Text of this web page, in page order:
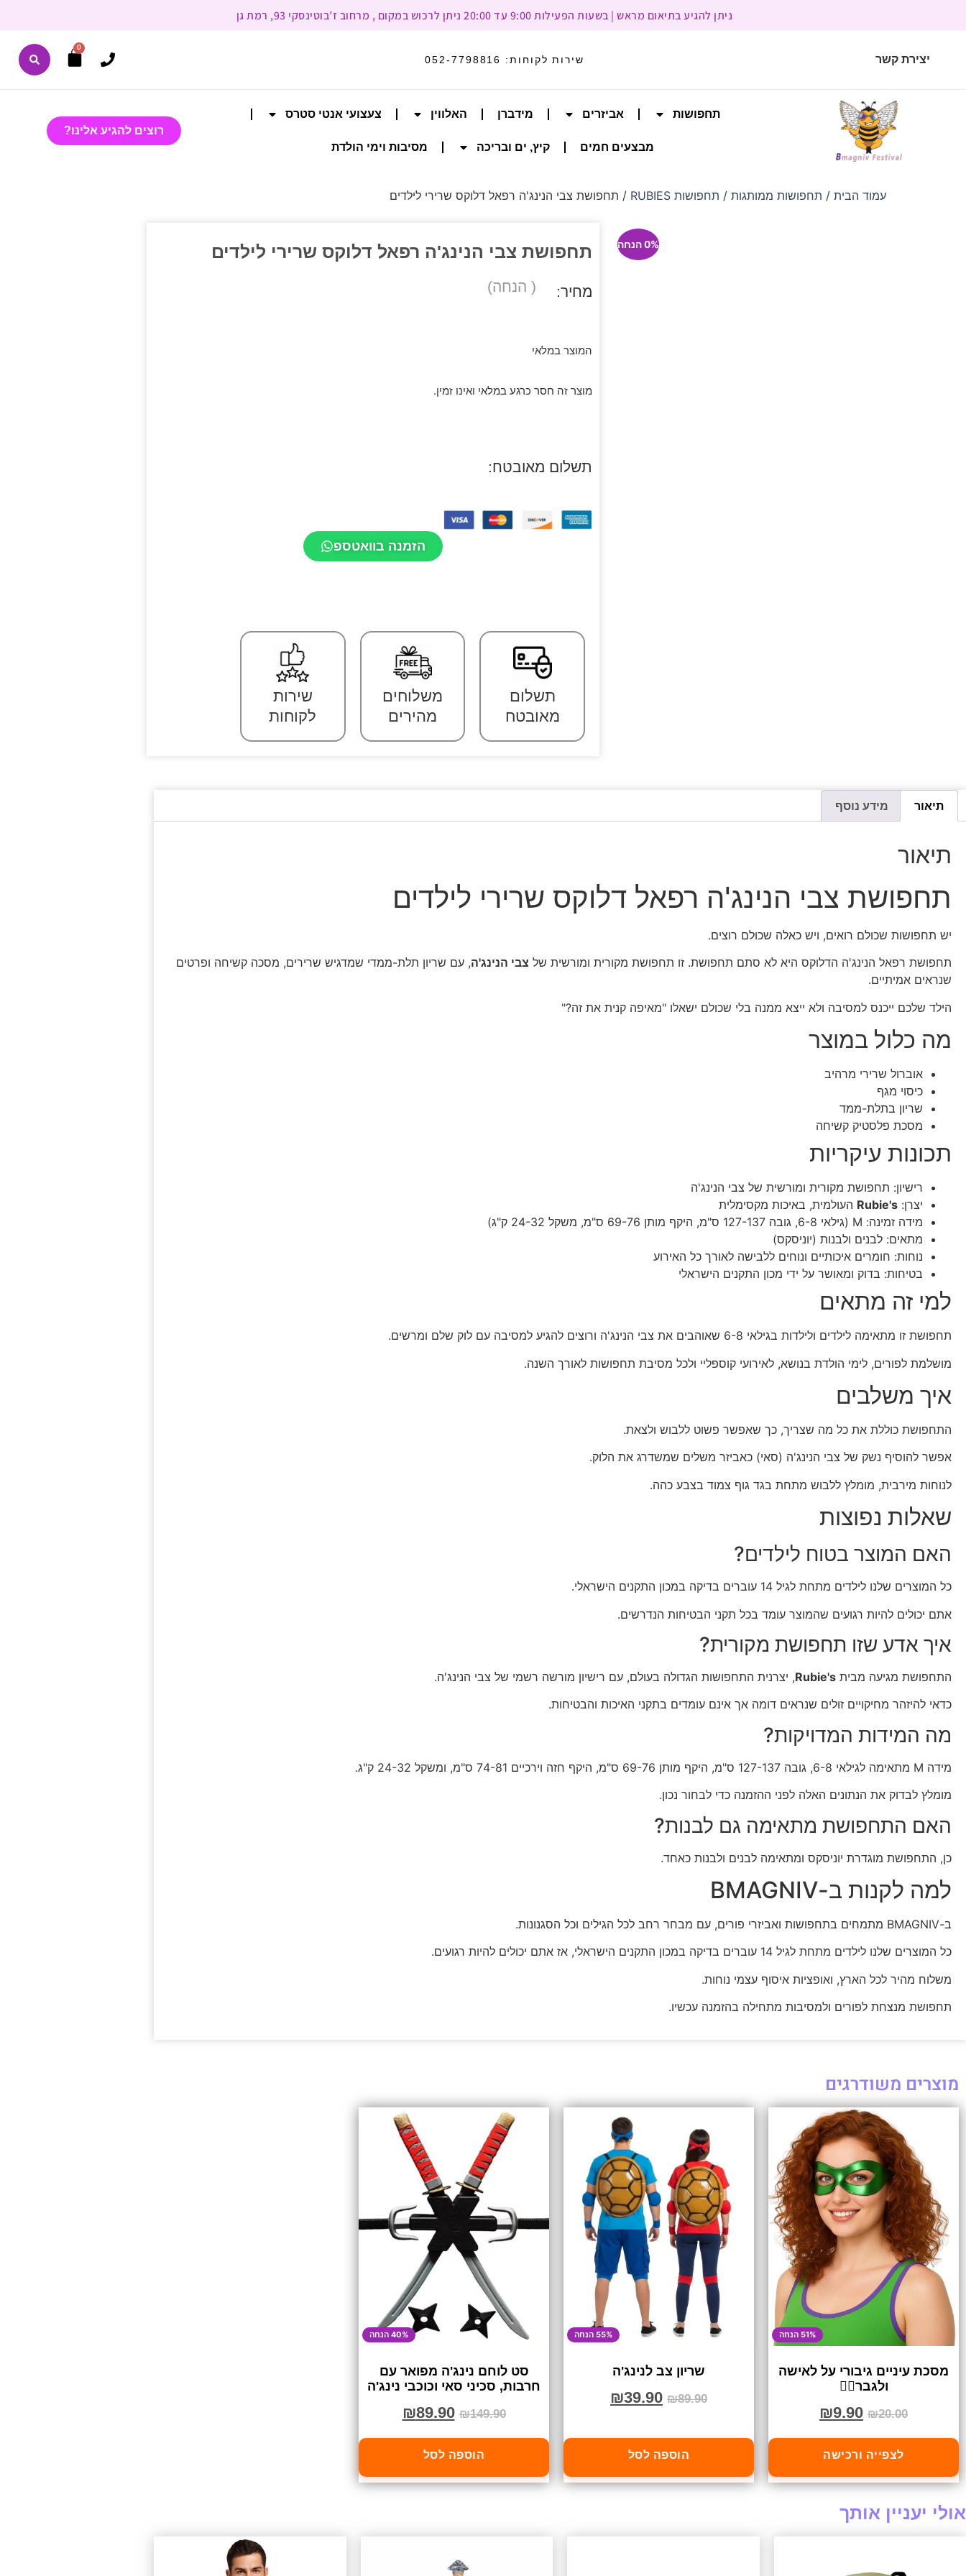
ניתן להגיע בתיאום מראש | בשעות הפעילות 9:00 עד 20:00 ניתן לרכוש במקום , מרחוב ז’בוטינסקי 93, רמת גן
יצירת קשר שירות לקוחות: 052-7798816
0
תחפושות אביזרים מידברן האלווין צעצועי אנטי סטרס
מבצעים חמים קיץ, ים ובריכה מסיבות וימי הולדת
רוצים להגיע אלינו?
עמוד הבית/ תחפושות ממותגות/ תחפושות RUBIES / תחפושת צבי הנינג'ה רפאל דלוקס שרירי לילדים
0% הנחה תחפושת צבי הנינג'ה רפאל דלוקס שרירי לילדים
מחיר: ( הנחה)
המוצר במלאי
מוצר זה חסר כרגע במלאי ואינו זמין.
תשלום מאובטח:
הזמנה בוואטספ
תשלום
מאובטח
משלוחים
מהירים
שירות
לקוחות
תיאור מידע נוסף
תיאור
תחפושת צבי הנינג'ה רפאל דלוקס שרירי לילדים
יש תחפושות שכולם רואים, ויש כאלה שכולם רוצים.
תחפושת רפאל הנינג'ה הדלוקס היא לא סתם תחפושת. זו תחפושת מקורית ומורשית של צבי הנינג'ה, עם שריון תלת-ממדי שמדגיש שרירים, מסכה קשיחה ופרטים
שנראים אמיתיים.
הילד שלכם ייכנס למסיבה ולא ייצא ממנה בלי שכולם ישאלו "מאיפה קנית את זה?"
מה כלול במוצר
אוברול שרירי מרהיב
כיסוי מגף
שריון בתלת-ממד
מסכת פלסטיק קשיחה
תכונות עיקריות
רישיון: תחפושת מקורית ומורשית של צבי הנינג'ה
יצרן: Rubie's העולמית, באיכות מקסימלית
מידה זמינה: M (גילאי 6-8, גובה 127-137 ס"מ, היקף מותן 69-76 ס"מ, משקל 24-32 ק"ג)
מתאים: לבנים ולבנות (יוניסקס)
נוחות: חומרים איכותיים ונוחים ללבישה לאורך כל האירוע
בטיחות: בדוק ומאושר על ידי מכון התקנים הישראלי
למי זה מתאים
תחפושת זו מתאימה לילדים ולילדות בגילאי 6-8 שאוהבים את צבי הנינג'ה ורוצים להגיע למסיבה עם לוק שלם ומרשים.
מושלמת לפורים, לימי הולדת בנושא, לאירועי קוספליי ולכל מסיבת תחפושות לאורך השנה.
איך משלבים
התחפושת כוללת את כל מה שצריך, כך שאפשר פשוט ללבוש ולצאת.
אפשר להוסיף נשק של צבי הנינג'ה (סאי) כאביזר משלים שמשדרג את הלוק.
לנוחות מירבית, מומלץ ללבוש מתחת בגד גוף צמוד בצבע כהה.
שאלות נפוצות
האם המוצר בטוח לילדים?
כל המוצרים שלנו לילדים מתחת לגיל 14 עוברים בדיקה במכון התקנים הישראלי.
אתם יכולים להיות רגועים שהמוצר עומד בכל תקני הבטיחות הנדרשים.
איך אדע שזו תחפושת מקורית?
התחפושת מגיעה מבית Rubie's, יצרנית התחפושות הגדולה בעולם, עם רישיון מורשה רשמי של צבי הנינג'ה.
כדאי להיזהר מחיקויים זולים שנראים דומה אך אינם עומדים בתקני האיכות והבטיחות.
מה המידות המדויקות?
מידה M מתאימה לגילאי 6-8, גובה 127-137 ס"מ, היקף מותן 69-76 ס"מ, היקף חזה וירכיים 74-81 ס"מ, ומשקל 24-32 ק"ג.
מומלץ לבדוק את הנתונים האלה לפני ההזמנה כדי לבחור נכון.
האם התחפושת מתאימה גם לבנות?
כן, התחפושת מוגדרת יוניסקס ומתאימה לבנים ולבנות כאחד.
למה לקנות ב-BMAGNIV
ב-BMAGNIV מתמחים בתחפושות ואביזרי פורים, עם מבחר רחב לכל הגילים וכל הסגנונות.
כל המוצרים שלנו לילדים מתחת לגיל 14 עוברים בדיקה במכון התקנים הישראלי, אז אתם יכולים להיות רגועים.
משלוח מהיר לכל הארץ, ואופציות איסוף עצמי נוחות.
תחפושת מנצחת לפורים ולמסיבות מתחילה בהזמנה עכשיו.
מוצרים משודרגים
51% הנחה
מסכת עיניים גיבורי על לאישה
ולגבר🦸‍♀️
₪20.00
₪9.90
לצפייה ורכישה
55% הנחה
שריון צב לנינג'ה
₪89.90
₪39.90
הוספה לסל
40% הנחה
סט לוחם נינג'ה מפואר עם
חרבות, סכיני סאי וכוכבי נינג'ה
₪149.90
₪89.90
הוספה לסל
אולי יעניין אותך